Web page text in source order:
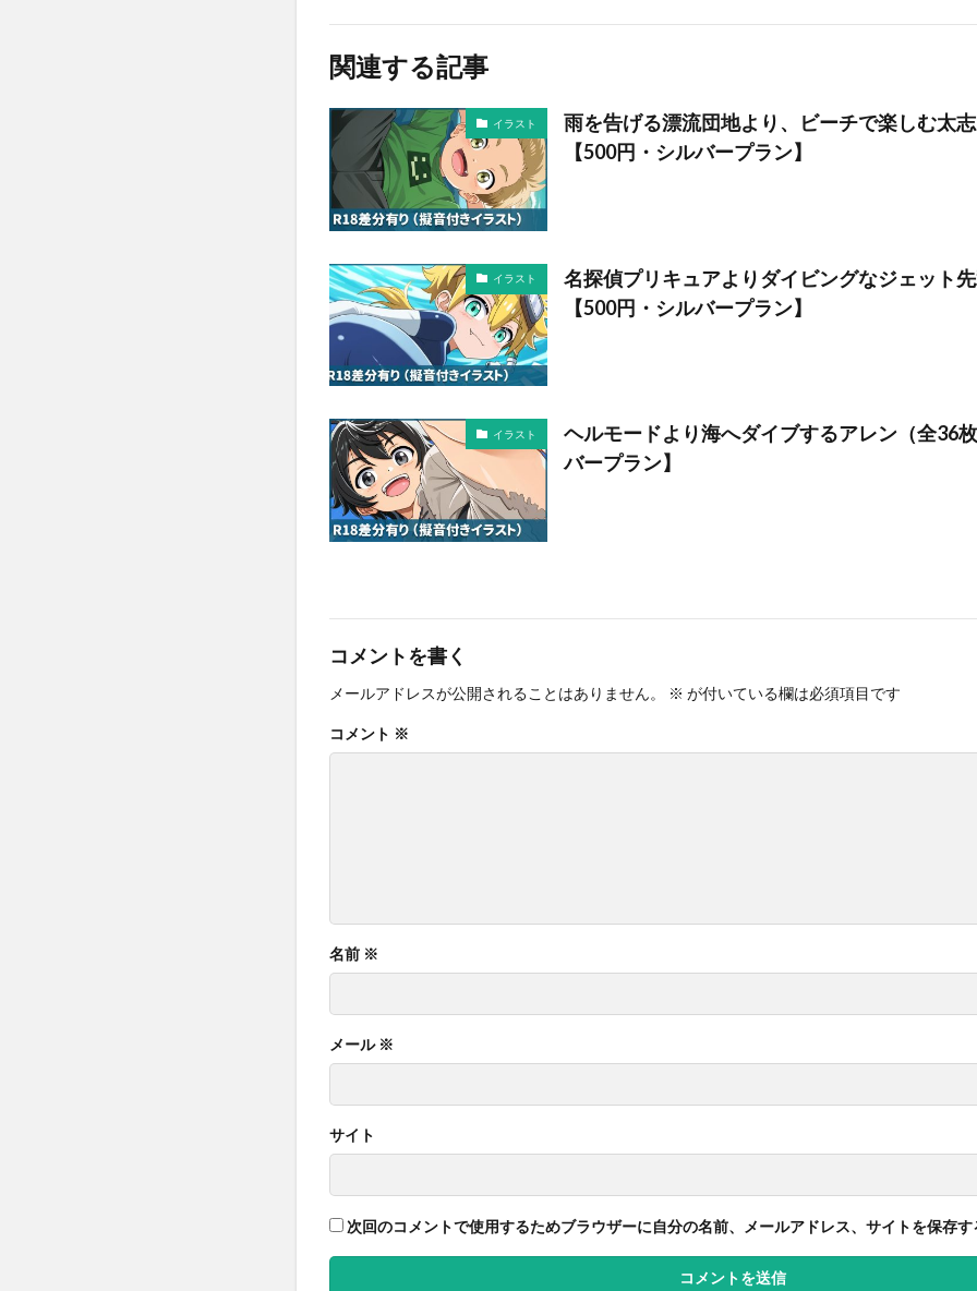
関連する記事
イラスト
雨を告げる漂流団地より、ビーチで楽しむ太
【500円・シルバープラン】
イラスト
名探偵プリキュアよりダイビングなジェット
【500円・シルバープラン】
イラスト
ヘルモードより海へダイブするアレン（全36
バープラン】
コメントを書く
メールアドレスが公開されることはありません。 ※ が付いている欄は必須項目です
コメント ※
名前 ※
メール ※
サイト
次回のコメントで使用するためブラウザーに自分の名前、メールアドレス、サイトを保存す